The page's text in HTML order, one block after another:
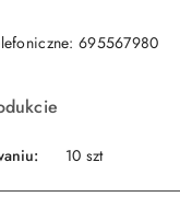
695567980
10 szt